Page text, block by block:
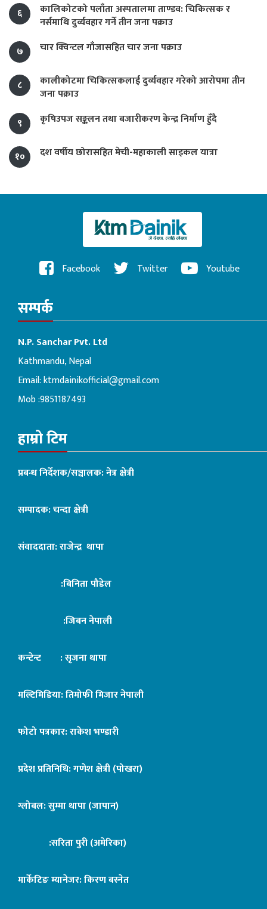
६
कालिकोटको पलाँता अस्पतालमा ताण्डव: चिकित्सक र
नर्समाथि दुर्व्यवहार गर्ने तीन जना पक्राउ
७
चार क्विन्टल गाँजासहित चार जना पक्राउ
८
कालीकोटमा चिकित्सकलाई दुर्व्यवहार गरेको आरोपमा तीन
जना पक्राउ
९
कृषिउपज सङ्कलन तथा बजारीकरण केन्द्र निर्माण हुँदै
१० दश वर्षीय छोरासहित मेची-महाकाली साइकल यात्रा
Facebook Twitter Youtube
सम्पर्क
N.P. Sanchar Pvt. Ltd
Kathmandu, Nepal
Email:ktmdainikofficial@gmail.com
Mob :9851187493
हाम्रो टिम
प्रबन्ध निर्देशक/सञ्चालक: नेत्र क्षेत्री
सम्पादक: चन्दा क्षेत्री
संवाददाता: राजेन्द्र थापा
:बिनिता पौडेल
:जिबन नेपाली
कन्टेन्ट : सृजना थापा
मल्टिमिडिया: तिमोफी मिजार नेपाली
फोटो पत्रकार: राकेश भण्डारी
प्रदेश प्रतिनिधि: गणेश क्षेत्री (पोखरा)
ग्लोबल: सुम्मा थापा (जापान)
:सरिता पुरी (अमेरिका)
मार्केटिङ म्यानेजर: किरण बस्नेत